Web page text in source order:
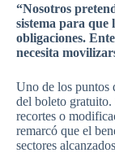
“Nosotros
sistema para que
obligaciones.
necesita
Uno de los puntos
del boleto gratuito.
recortes o
remarcó que el
sectores